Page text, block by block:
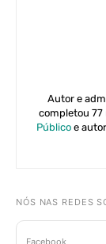
Autor e
completou 77
Público e
NÓS NAS REDES
Facebook